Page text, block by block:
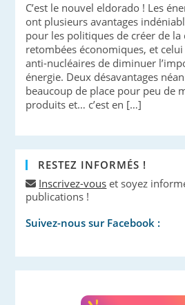
C’est le nouvel eldorado ! Les
ont plusieurs avantages
pour les politiques de créer de la
retombées économiques, et
anti-nucléaires de diminuer
énergie. Deux désavantages
beaucoup de place pour peu de
produits et… c’est en […]
RESTEZ INFORMÉS !
Inscrivez-vous et soyez
publications !
Suivez-nous sur Facebook :